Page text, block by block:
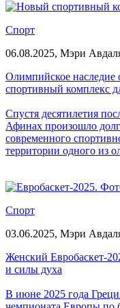
«Ледяная лента», что
Спорт
06.08.2025, Мэри
Олимпийское
спортивный комплекс
Спустя десятилетия
Афинах произошло
современного
территории одного из
Спорт
03.06.2025, Мэри
Женский Евробаскет-
и силы духа
В июне 2025 года